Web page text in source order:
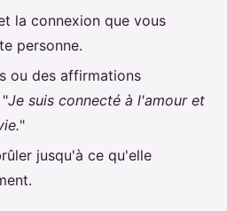
la connexion que vous
personne.
ou des affirmations
Je suis connecté à l'amour et
"
jusqu'à ce qu'elle